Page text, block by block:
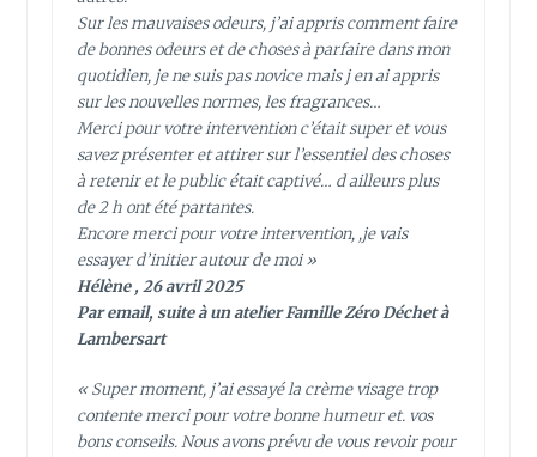
Sur les mauvaises odeurs, j’ai appris comment faire
de bonnes odeurs et de choses à parfaire dans mon
quotidien, je ne suis pas novice mais j en ai appris
sur les nouvelles normes, les fragrances…
Merci pour votre intervention c’était super et vous
savez présenter et attirer sur l’essentiel des choses
à retenir et le public était captivé… d ailleurs plus
de 2 h ont été partantes.
Encore merci pour votre intervention, ,je vais
essayer d’initier autour de moi »
Hélène , 26 avril 2025
Par email, suite à un atelier Famille Zéro Déchet à
Lambersart
« Super moment, j’ai essayé la crème visage trop
contente merci pour votre bonne humeur et. vos
bons conseils. Nous avons prévu de vous revoir pour